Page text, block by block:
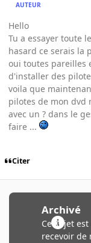
AUTEUR
Hello
Tu a essayer toute
hasard ce serais la
oui toutes pareilles
d'installer des
voila que
pilotes de mon dvd
avec un ? dans le
faire ...
Citer
Archivé
Ce sujet
recevoir de